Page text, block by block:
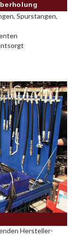
Spurstangen,
Hersteller-